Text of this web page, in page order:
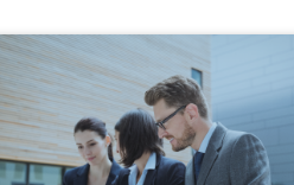
Marketing & Développement
Commercial
Marketing Digital